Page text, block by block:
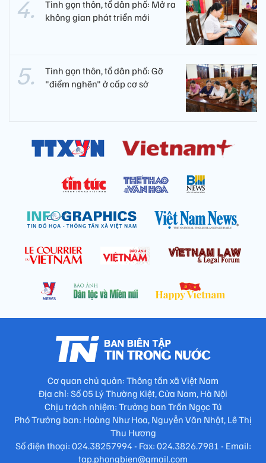
Tinh gọn thôn, tổ dân phố: Mở ra
không gian phát triển mới
Tinh gọn thôn, tổ dân phố: Gỡ
"điểm nghẽn" ở cấp cơ sở
Cơ quan chủ quản: Thông tấn xã Việt Nam
Địa chỉ: Số 05 Lý Thường Kiệt, Cửa Nam, Hà Nội
Chịu trách nhiệm: Trưởng ban Trần Ngọc Tú
Phó Trưởng ban: Hoàng Như Hoa, Nguyễn Văn Nhật, Lê Thị
Thu Hương
Số điện thoại: 024.38257994 - Fax: 024.3826.7981 - Email:
tap.phongbien@gmail.com